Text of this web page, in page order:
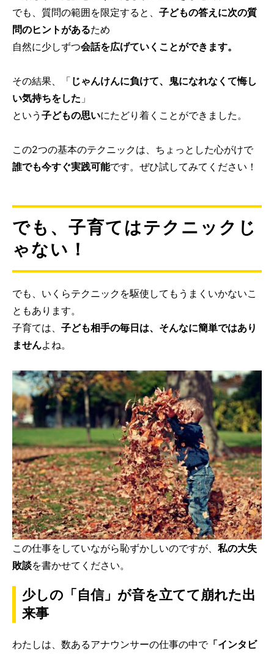
でも、質問の範囲を限定すると、 子どもの答えに次の質
問のヒントがあるため
自然に少しずつ会話を広げていくことができます。
その結果、「 じゃんけんに負けて、鬼になれなくて悔し
い気持ちをした 」
という 子どもの思いにたどり着くことができました。
この2つの基本のテクニックは、ちょっとした心がけで
誰でも今すぐ実践可能です。ぜひ試してみてください！
でも、子育てはテクニックじ
ゃない！
でも、いくらテクニックを駆使してもうまくいかないこ
ともあります。
子育ては、 子ども相手の毎日は、そんなに簡単ではあり
ませんよね。
この仕事をしていながら恥ずかしいのですが、 私の大失
敗談を書かせてください。
少しの「自信」が音を立てて崩れた出
来事
わたしは、数あるアナウンサーの仕事の中で「インタビ